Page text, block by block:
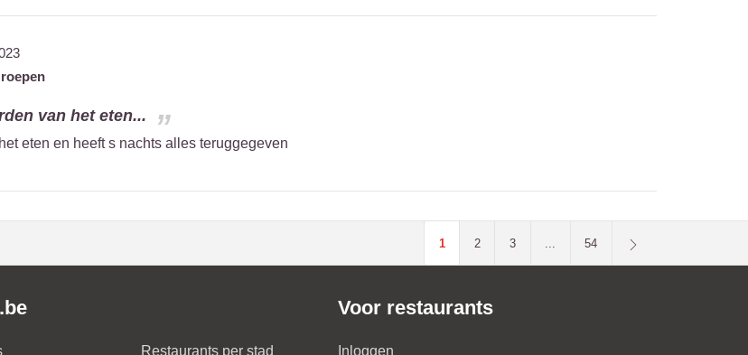
van het eten...
eten en heeft s nachts alles teruggegeven
1 2 3 ... 54
Restaurants per stad
Voor restaurants
Inloggen